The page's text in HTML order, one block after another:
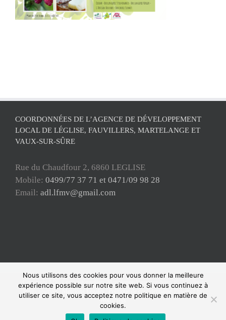
COORDONNÉES DE L’AGENCE DE DÉVELOPPEMENT
LOCAL DE LÉGLISE, FAUVILLERS, MARTELANGE ET
VAUX-SUR-SÛRE
Rue du Chaudfour 2, 6860 LEGLISE
Mobile: 0499/77 37 71 et 0471/09 98 28
Email: adl.lfmv@gmail.com
Copyright ADL Léglise-Fauvillers-Martelange-Vaux-sur-Sûre 2021 © Tous
droits réservés |
| Powered by
WordPress
Facebook
Nous utilisons des cookies pour vous donner la meilleure
expérience possible sur notre site web. Si vous continuez à
utiliser ce site, vous acceptez notre politique en matière de
cookies.